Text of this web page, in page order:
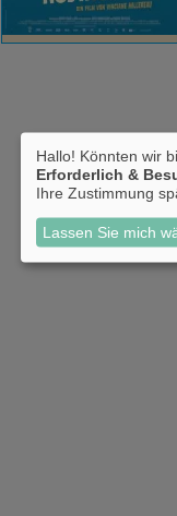
Hallo! Könnten wir
Erforderlich &
Ihre Zustimmung
Lassen Sie mich